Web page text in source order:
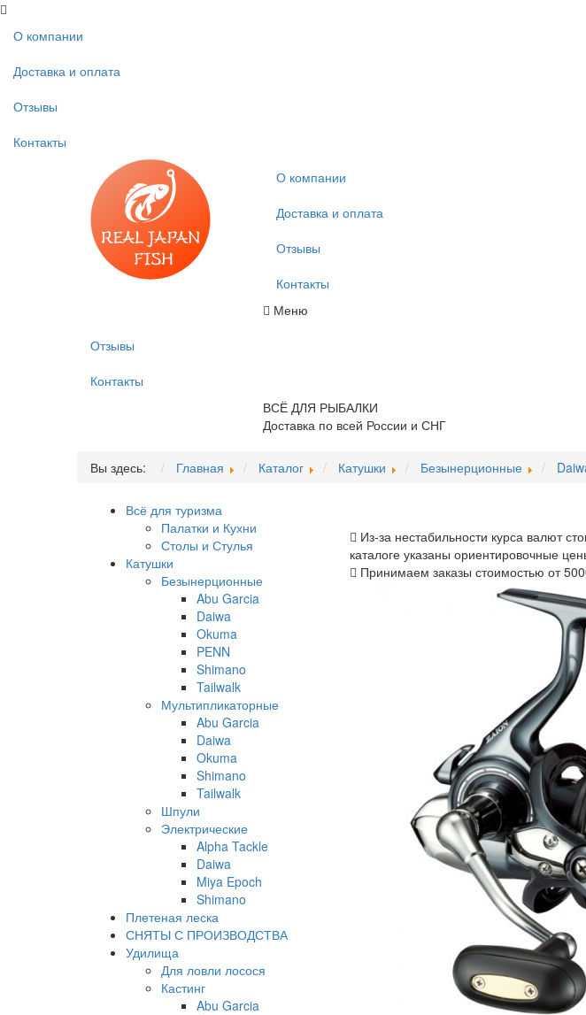
О компании
Доставка и оплата
Отзывы
Контакты
О компании
Доставка и оплата
Отзывы
Контакты
Меню
Отзывы
Контакты
ВСЁ ДЛЯ РЫБАЛКИ
Доставка по всей России и СНГ
Вы здесь: Главная Каталог Катушки Безынерционные
Всё для туризма
Палатки и Кухни
Столы и Стулья
Катушки
Безынерционные
Abu Garcia
Daiwa
Okuma
PENN
Shimano
Tailwalk
Мультипликаторные
Abu Garcia
Daiwa
Okuma
Shimano
Tailwalk
Шпули
Электрические
Alpha Tackle
Daiwa
Miya Epoch
Shimano
Плетеная леска
СНЯТЫ С ПРОИЗВОДСТВА
Удилища
Для ловли лосося
Кастинг
Abu Garcia
Из-за нестабильности курса валют
каталоге указаны ориентировочные
Принимаем заказы стоимостью от